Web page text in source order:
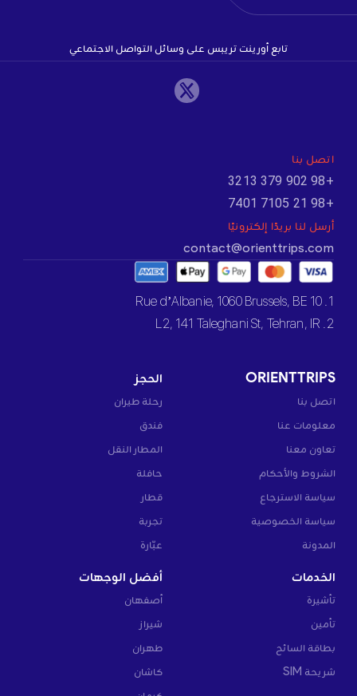
تابع أورينت تريبس على وسائل التواصل الاجتماعي
اتصل بنا
+98 902 379 3213
+98 21 7105 7401
أرسل لنا بريدًا إلكترونيًا
contact@orienttrips.com
1. 10 Rue d’Albanie, 1060 Brussels, BE
2. L2, 141 Taleghani St, Tehran, IR
ORIENTTRIPS
اتصل بنا
معلومات عنا
تعاون معنا
الشروط والأحكام
سياسة الاسترجاع
سياسة الخصوصية
المدونة
الحجز
رحلة طيران
فندق
المطار النقل
حافلة
قطار
تجربة
عبّارة
الخدمات
تأشيرة
تأمين
بطاقة السائح
شريحة SIM
أفضل الوجهات
أصفهان
شيراز
طهران
كاشان